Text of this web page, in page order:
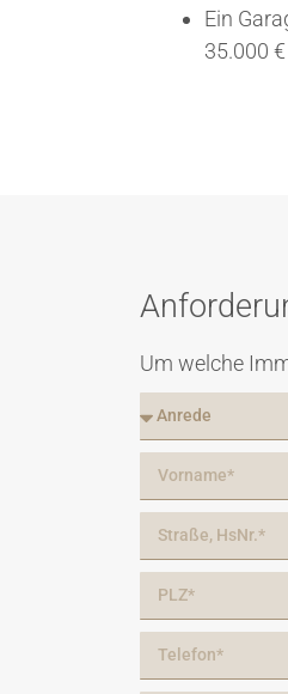
Ein
35.000
Um welche